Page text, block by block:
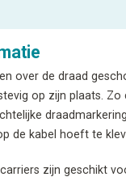
over de draad
op zijn plaats. Zo
de kabel hoeft te
zijn geschikt